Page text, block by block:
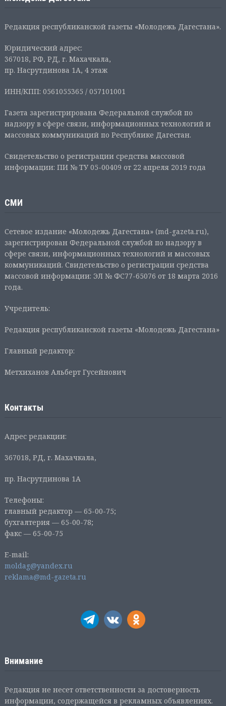
Редакция республиканской газеты «Молодежь Дагестана».
Юридический адрес:
367018, РФ, РД, г. Махачкала,
пр. Насрутдинова 1А, 4 этаж
ИНН/КПП: 0561055365 / 057101001
Газета зарегистрирована Федеральной службой по
надзору в сфере связи, информационных технологий и
массовых коммуникаций по Республике Дагестан.
Свидетельство о регистрации средства массовой
информации: ПИ № ТУ 05-00409 от 22 апреля 2019 года
СМИ
Сетевое издание «Молодежь Дагестана» (md-gazeta.ru),
зарегистрирован Федеральной службой по надзору в
сфере связи, информационных технологий и массовых
коммуникаций. Свидетельство о регистрации средства
массовой информации: ЭЛ № ФС77-65076 от 18 марта 2016
года.
Учредитель:
Редакция республиканской газеты «Молодежь Дагестана»
Главный редактор:
Метхиханов Альберт Гусейнович
Контакты
Адрес редакции:
367018, РД, г. Махачкала,
пр. Насрутдинова 1А
Телефоны:
главный редактор — 65-00-75;
бухгалтерия — 65-00-78;
факс — 65-00-75
E-mail:
moldag@yandex.ru
reklama@md-gazeta.ru
Внимание
Редакция не несет ответственности за достоверность
информации, содержащейся в рекламных объявлениях.